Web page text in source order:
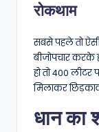
रोकथाम
सबसे पहले तो ऐसी
बीजोपचार करके
हो तो 400 लीटर
मिलाकर
धान का